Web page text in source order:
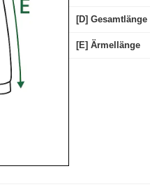
[D] Gesamtlänge
[E] Ärmellänge